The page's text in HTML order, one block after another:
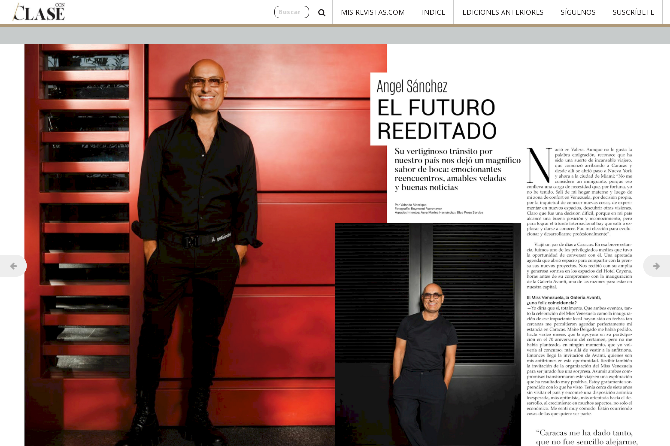
MIS REVISTAS.COM INDICE EDICIONES ANTERIORES SÍGUENOS SUSCRÍBETE